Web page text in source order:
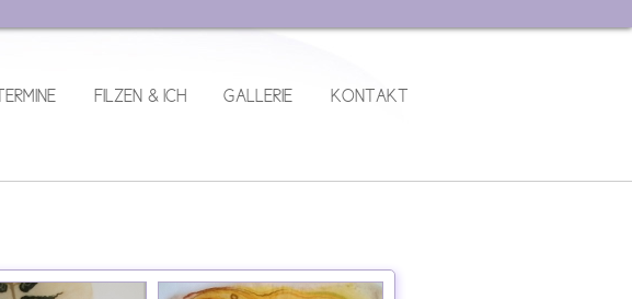
TERMINE FILZEN & ICH GALLERIE KONTAKT